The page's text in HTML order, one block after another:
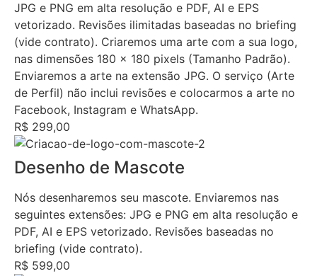
JPG e PNG em alta resolução e PDF, AI e EPS
vetorizado. Revisões ilimitadas baseadas no briefing
(vide contrato). Criaremos uma arte com a sua logo,
nas dimensões 180 x 180 pixels (Tamanho Padrão).
Enviaremos a arte na extensão JPG. O serviço (Arte
de Perfil) não inclui revisões e colocarmos a arte no
Facebook, Instagram e WhatsApp.
R$ 299,00
Desenho de Mascote
Nós desenharemos seu mascote. Enviaremos nas
seguintes extensões: JPG e PNG em alta resolução e
PDF, AI e EPS vetorizado. Revisões baseadas no
briefing (vide contrato).
R$ 599,00